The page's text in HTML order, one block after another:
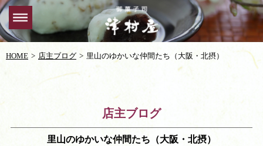
HOME 店主ブログ 里山のゆかいな仲間たち（大阪・北摂）
店主ブログ
里山のゆかいな仲間たち（大阪・北摂）